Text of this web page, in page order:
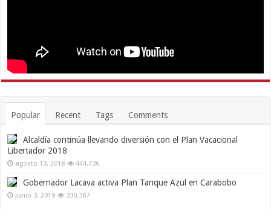
Popular Recent Tags Comments
Alcaldía continúa llevando diversión con el Plan Vacacional
Libertador 2018
agosto 13, 2018 444,736
Gobernador Lacava activa Plan Tanque Azul en Carabobo
junio 3, 2019 330,387